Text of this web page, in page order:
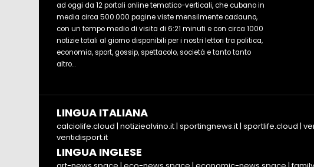
ad oggi da 12 portali online tematico-verticali, che cubano in
media circa 500.000 pagine viste mensilmente cadauno,
con un tempo medio di visita di 6:21 minuti e con circa 1000
notizie totali al giorno disponibili per i nostri lettori tra politica,
economia, sport, gossip, spettacolo, società e tanto tanto
altro...
LINGUA ITALIANA
calciolife.cloud | notiziealvino.it| sportingnews.it| sportlife.cloud |
ventidisport.it
LINGUA INGLESE